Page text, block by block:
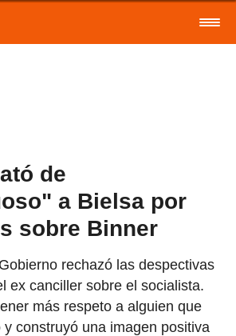
de
a Bielsa por
sobre Binner
rechazó las despectivas
ex canciller sobre el socialista.
más respeto a alguien que
construyó una imagen positiva